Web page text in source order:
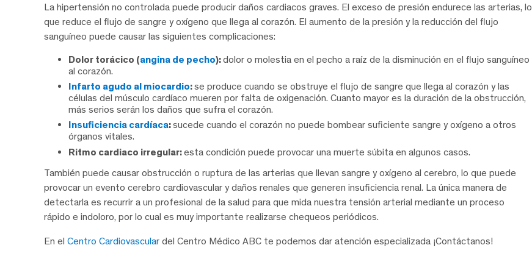
La hipertensión no controlada puede producir daños cardiacos graves. El exceso de presión endurece las arterias, lo
que reduce el flujo de sangre y oxígeno que llega al corazón. El aumento de la presión y la reducción del flujo
sanguíneo puede causar las siguientes complicaciones:
Dolor torácico (angina de pecho):dolor o molestia en el pecho a raíz de la disminución en el flujo sanguíneo
al corazón.
Infarto agudo al miocardio:se produce cuando se obstruye el flujo de sangre que llega al corazón y las
células del músculo cardíaco mueren por falta de oxigenación. Cuanto mayor es la duración de la obstrucción,
más serios serán los daños que sufra el corazón.
Insuficiencia cardíaca:sucede cuando el corazón no puede bombear suficiente sangre y oxígeno a otros
órganos vitales.
Ritmo cardiaco irregular:esta condición puede provocar una muerte súbita en algunos casos.
También puede causar obstrucción o ruptura de las arterias que llevan sangre y oxígeno al cerebro, lo que puede
provocar un evento cerebro cardiovascular y daños renales que generen insuficiencia renal. La única manera de
detectarla es recurrir a un profesional de la salud para que mida nuestra tensión arterial mediante un proceso
rápido e indoloro, por lo cual es muy importante realizarse chequeos periódicos.
En el Centro Cardiovascular del Centro Médico ABC te podemos dar atención especializada ¡Contáctanos!